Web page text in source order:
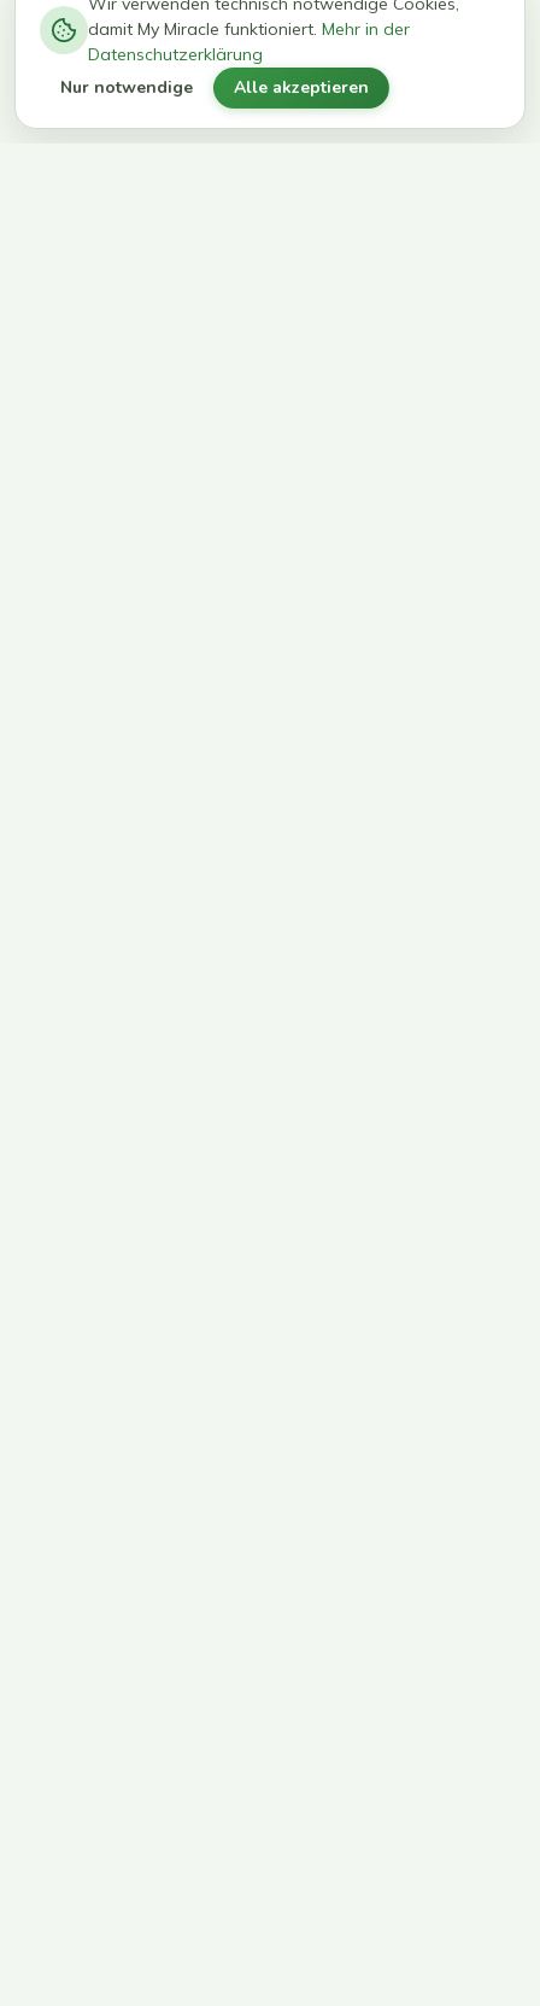
kg in 12
Wochen
erreichen
ihr Ziel
damit My Miracle funktioniert. Mehr in der
Datenschutzerklärung
Nur notwendige Alle akzeptieren